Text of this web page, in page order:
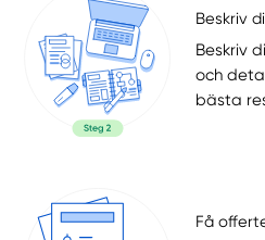
Beskriv
Beskriv
och
bästa
Få